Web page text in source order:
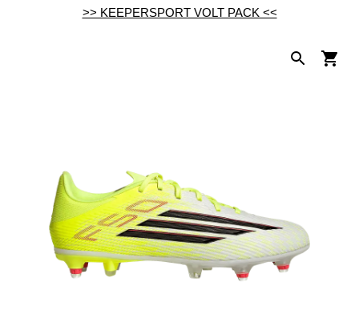
>> KEEPERSPORT VOLT PACK <<